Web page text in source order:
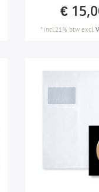
€
* incl.21% btwexcl.